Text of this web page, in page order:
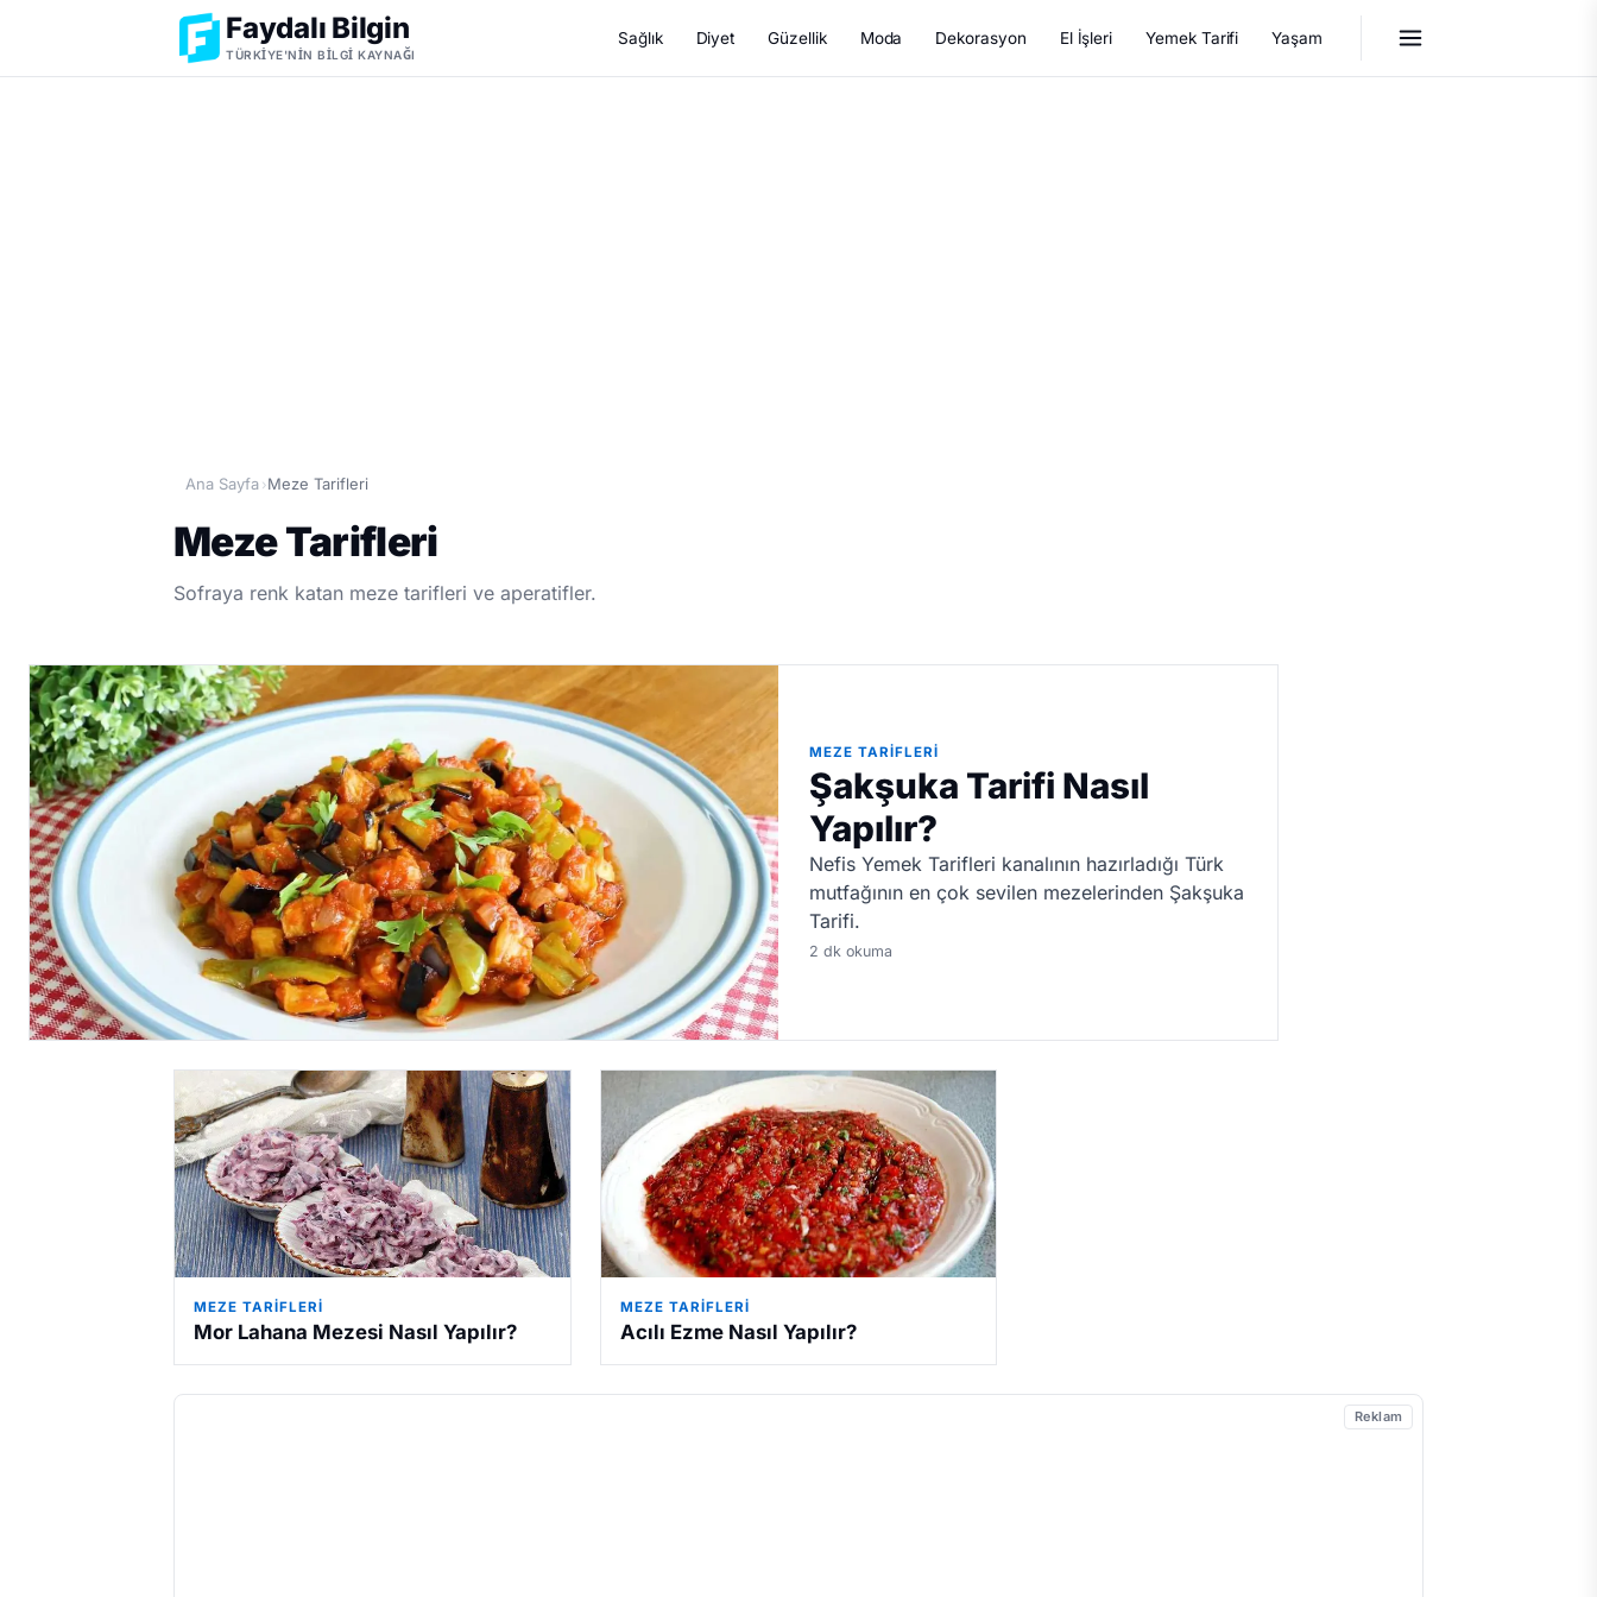
Faydalı Bilgin
TÜRKIYE'NIN BILGI KAYNAĞI
Sağlık Diyet Güzellik Moda Dekorasyon El İşleri Yemek Tarifi Yaşam
Ana Sayfa ›Meze Tarifleri
Meze Tarifleri
Sofraya renk katan meze tarifleri ve aperatifler.
MEZE TARIFLERI
Şakşuka Tarifi Nasıl
Yapılır?
Nefis Yemek Tarifleri kanalının hazırladığı Türk
mutfağının en çok sevilen mezelerinden Şakşuka
Tarifi.
2 dk okuma
MEZE TARIFLERI
Mor Lahana Mezesi Nasıl Yapılır?
MEZE TARIFLERI
Acılı Ezme Nasıl Yapılır?
Reklam